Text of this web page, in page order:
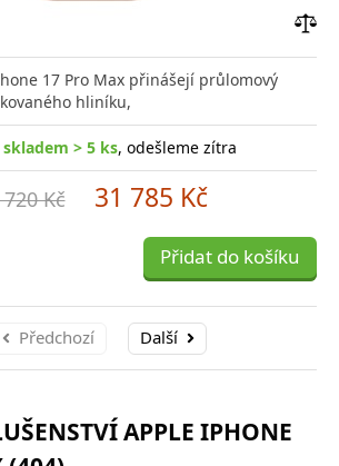
17 Pro Max přinášejí průlomový
hliníku,
skladem > 5 ks, odešleme zítra
Kč 31 785 Kč
Přidat do košíku
Předchozí Další
APPLE IPHONE